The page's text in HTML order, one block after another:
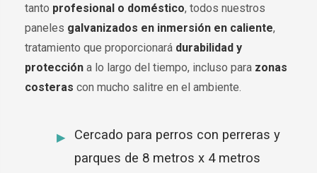
tanto profesional o doméstico, todos nuestros
paneles galvanizados en inmersión en caliente,
tratamiento que proporcionará durabilidad y
protección a lo largo del tiempo, incluso para zonas
costeras con mucho salitre en el ambiente.
Cercado para perros con perreras y
parques de 8 metros x 4 metros